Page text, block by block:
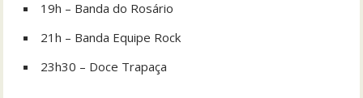
19h – Banda do Rosário
21h – Banda Equipe Rock
23h30 – Doce Trapaça